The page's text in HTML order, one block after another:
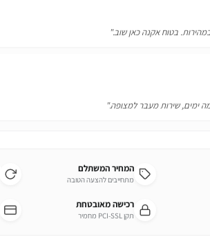
בטוח אקנה כאן שוב."
ימים, שירות מעבר למצופה."
המחיר המשתלם
מתחייבים להצעה הטובה
רכישה מאובטחת
תקן PCI-SSL מחמיר